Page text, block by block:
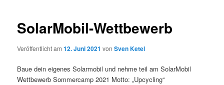
SolarMobil-Wettbewerb
Veröffentlicht am12. Juni 2021 vonSven Ketel
Baue dein eigenes Solarmobil und nehme teil am SolarMobil
Wettbewerb Sommercamp 2021 Motto: „Upcycling“